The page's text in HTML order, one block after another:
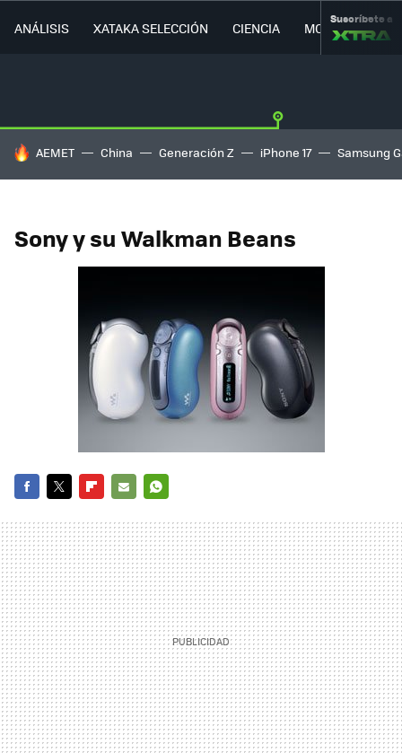
ANÁLISIS XATAKA SELECCIÓN CIENCIA MOVILIDAD
Suscríbete a
HOY SE HABLA DE
AEMET China Generación Z iPhone 17 Samsung
Sony y su Walkman Beans
MAIL